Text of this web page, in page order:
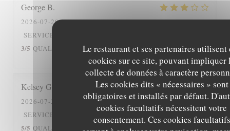
Le restaurant et ses partenaires utilisent
cookies sur ce site, pouvant impliquer
collecte de données à caractère
Les cookies dits « nécessaires » sont
obligatoires et installés par défaut.
cookies facultatifs nécessitent votre
consentement. Ces cookies facultatifs
GeorgeB
2026-07-20- 19:30 - COUVERTS 4
SERVICE
3/5 QUALITÉ / PRIX: 1/5
Kelsey G
2026-07-21
- 19:30 - COUVERTS 5
SERVICE
5/5 CUISINE
5/5 QUALITÉ / PRIX